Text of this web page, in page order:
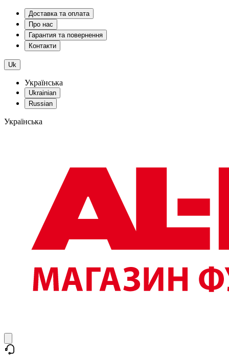
Доставка та оплата
Про нас
Гарантия та повернення
Контакти
Uk
Українська
Ukrainian
Russian
Українська